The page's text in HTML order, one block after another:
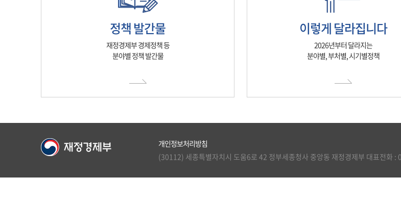
정책 발간물
재정경제부 경제정책 등
분야별 정책 발간물
이렇게 달라집니다
2026년부터 달라지는
분야별, 부처별, 시기별정책
개인정보처리방침
(30112) 세종특별자치시 도움6로 42 정부세종청사 중앙동 재정경제부 대표전